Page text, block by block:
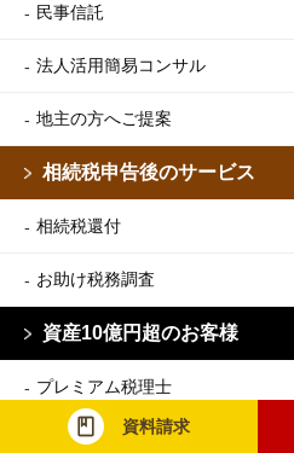
資料請求
民事信託
法人活用簡易コンサル
地主の方へご提案
相続税申告後のサービス
相続税還付
お助け税務調査
資産10億円超のお客様
プレミアム税理士
事例一覧